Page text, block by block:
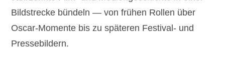
Bildstrecke bündeln — von frühen Rollen über
Oscar-Momente bis zu späteren Festival- und
Pressebildern.